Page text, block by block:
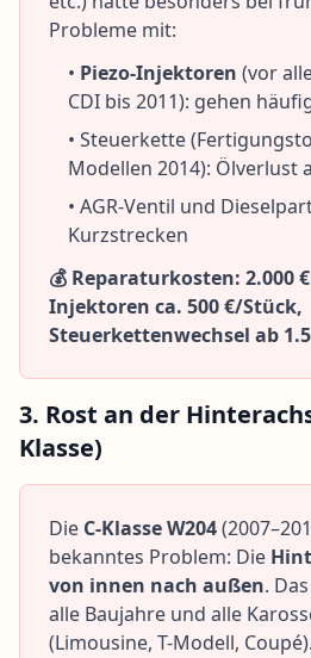
Probleme mit:
• Piezo-Injektoren (vor
CDI bis 2011): gehen
• Steuerkette
Modellen 2014): Ölverlust
• AGR-Ventil und
Kurzstrecken
💰 Reparaturkosten: 2.000
Injektoren ca. 500 €/Stück,
Steuerkettenwechsel ab
3. Rost an der
Klasse)
Die C-Klasse W204
bekanntes Problem: Die
von innen nach außen.
alle Baujahre und alle
(Limousine, T-Modell, Coupé).